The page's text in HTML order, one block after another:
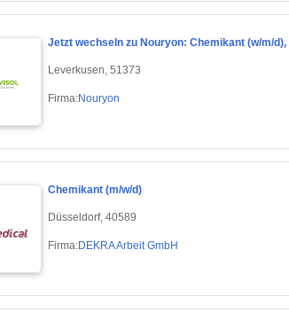
Jetzt wechseln zu Nouryon: Chemikant (w/m/
Leverkusen, 51373
Firma:Nouryon
Chemikant (m/w/d)
Düsseldorf, 40589
Firma:DEKRA Arbeit GmbH